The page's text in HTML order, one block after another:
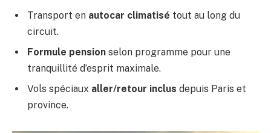
Transport en autocar climatisé tout au long du
circuit.
Formule pension selon programme pour une
tranquillité d’esprit maximale.
Vols spéciaux aller/retour inclus depuis Paris et
province.